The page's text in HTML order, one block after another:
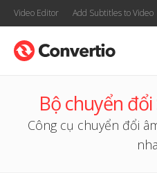
Video Editor Add Subtitles to Video
Bộ chuyển
Công cụ chuyển đổi